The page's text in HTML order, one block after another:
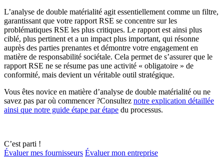
L’analyse de double matérialité agit essentiellement comme un filtre,
garantissant que votre rapport RSE se concentre sur les
problématiques RSE les plus critiques. Le rapport est ainsi plus
ciblé, plus pertinent et a un impact plus important, qui résonne
auprès des parties prenantes et démontre votre engagement en
matière de responsabilité sociétale. Cela permet de s’assurer que le
rapport RSE ne se résume pas une activité « obligatoire » de
conformité, mais devient un véritable outil stratégique.
Vous êtes novice en matière d’analyse de double matérialité ou ne
savez pas par où commencer ?Consultez notre explication détaillée
ainsi que notre guide étape par étape du processus.
C’est parti !
Évaluer mes fournisseurs Évaluer mon entreprise